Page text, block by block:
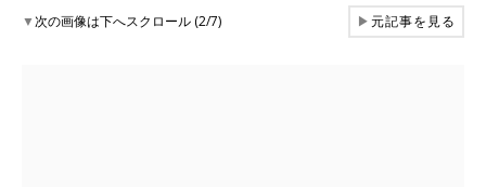
▼次の画像は下へスクロール (2/7) ▶元記事を見る